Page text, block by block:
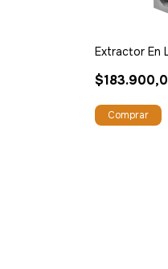
Extractor En